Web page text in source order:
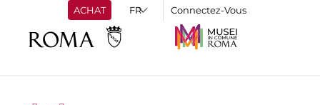
ACHAT Connectez-Vous